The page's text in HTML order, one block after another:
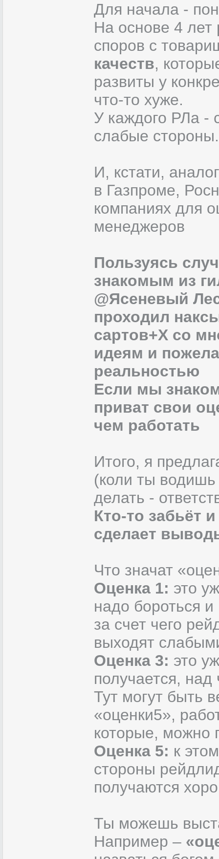
Для начала -
На основе 4 лет
споров с
качеств,
развиты у
что-то хуже.
У каждого РЛа -
слабые стороны.
И, кстати,
в Газпроме,
компаниях для
менеджеров
Пользуясь
знакомым из
@Ясеневый
проходил
сартов+Х со
идеям и
реальностью
Если мы
приват свои
чем работать
Итого, я
(коли ты
делать -
Кто-то забьёт
сделает
Что значат
Оценка 1: это
надо бороться
за счет чего
выходят
Оценка 3: это
получается,
Тут могут быть
«оценки5»,
которые, можно
Оценка 5: к
стороны
получаются
Ты можешь
Например –